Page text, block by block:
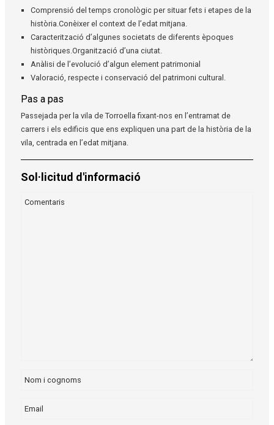
Comprensió del temps cronològic per situar fets i etapes de la
història.Conèixer el context de l’edat mitjana.
Caracterització d’algunes societats de diferents èpoques
històriques.Organització d’una ciutat.
Anàlisi de l’evolució d’algun element patrimonial
Valoració, respecte i conservació del patrimoni cultural.
Pas a pas
Passejada per la vila de Torroella fixant-nos en l’entramat de
carrers i els edificis que ens expliquen una part de la història de la
vila, centrada en l’edat mitjana.
Sol·licitud d'informació